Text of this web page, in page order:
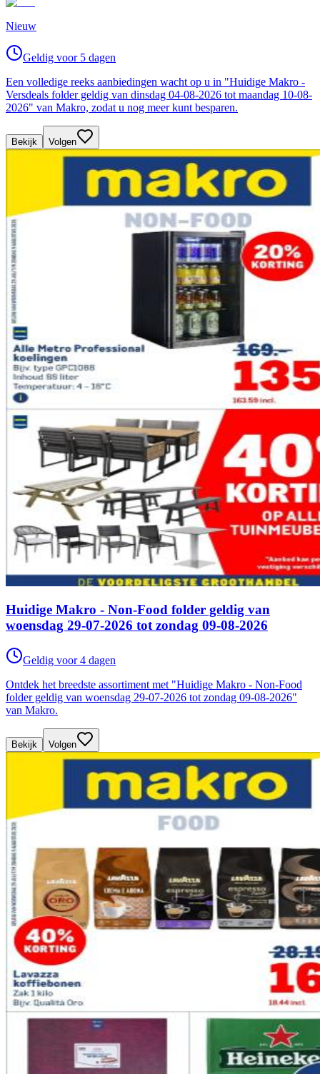
Nieuw
Geldig voor 5 dagen
Een volledige reeks aanbiedingen wacht op u in "Huidige Makro -
Versdeals folder geldig van dinsdag 04-08-2026 tot maandag 10-08-
2026" van Makro, zodat u nog meer kunt besparen.
Bekijk Volgen
Huidige Makro - Non-Food folder geldig van
woensdag 29-07-2026 tot zondag 09-08-2026
Geldig voor 4 dagen
Ontdek het breedste assortiment met "Huidige Makro - Non-Food
folder geldig van woensdag 29-07-2026 tot zondag 09-08-2026"
van Makro.
Bekijk Volgen